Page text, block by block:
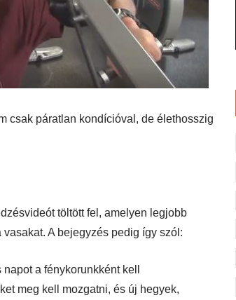
csak páratlan kondícióval, de élethosszig
töltött fel, amelyen legjobb
A bejegyzés pedig így szól:
a fénykorunkként kell
meg kell mozgatni, és új hegyek,